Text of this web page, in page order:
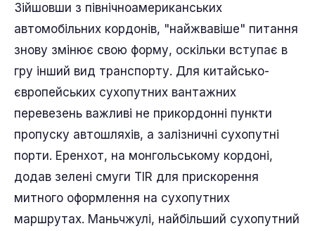
Зійшовши з північноамериканських
автомобільних кордонів, "найжвавіше" питання
знову змінює свою форму, оскільки вступає в
гру інший вид транспорту. Для китайсько-
європейських сухопутних вантажних
перевезень важливі не прикордонні пункти
пропуску автошляхів, а залізничні сухопутні
порти. Еренхот, на монгольському кордоні,
додав зелені смуги TIR для прискорення
митного оформлення на сухопутних
маршрутах. Маньчжулі, найбільший сухопутний